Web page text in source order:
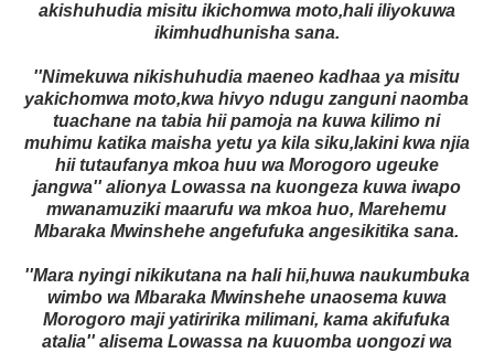
akishuhudia misitu ikichomwa moto,hali iliyokuwa
ikimhudhunisha sana.
''Nimekuwa nikishuhudia maeneo kadhaa ya misitu
yakichomwa moto,kwa hivyo ndugu zanguni naomba
tuachane na tabia hii pamoja na kuwa kilimo ni
muhimu katika maisha yetu ya kila siku,lakini kwa njia
hii tutaufanya mkoa huu wa Morogoro ugeuke
jangwa'' alionya Lowassa na kuongeza kuwa iwapo
mwanamuziki maarufu wa mkoa huo, Marehemu
Mbaraka Mwinshehe angefufuka angesikitika sana.
''Mara nyingi nikikutana na hali hii,huwa naukumbuka
wimbo wa Mbaraka Mwinshehe unaosema kuwa
Morogoro maji yatiririka milimani, kama akifufuka
atalia'' alisema Lowassa na kuuomba uongozi wa